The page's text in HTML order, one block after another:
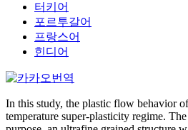
터키어
포르투갈어
프랑스어
힌디어
In this study, the plastic flow behavior
temperature super-plasticity regime.